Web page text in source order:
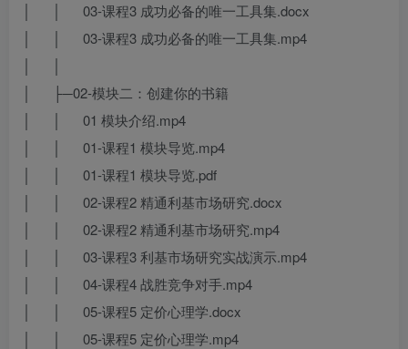
│ │ 03-课程3 成功必备的唯一工具集.docx
│ │ 03-课程3 成功必备的唯一工具集.mp4
│ ├─02-模块二：创建你的书籍
│ │ 01 模块介绍.mp4
│ │ 01-课程1 模块导览.mp4
│ │ 01-课程1 模块导览.pdf
│ │ 02-课程2 精通利基市场研究.docx
│ │ 02-课程2 精通利基市场研究.mp4
│ │ 03-课程3 利基市场研究实战演示.mp4
│ │ 04-课程4 战胜竞争对手.mp4
│ │ 05-课程5 定价心理学.docx
│ │ 05-课程5 定价心理学.mp4